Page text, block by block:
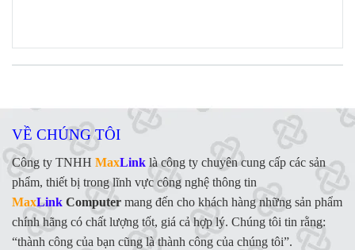
VỀ CHÚNG TÔI
Công ty TNHH MaxLink là công ty chuyên cung cấp các sản
phẩm, thiết bị trong lĩnh vực công nghệ thông tin
MaxLink Computer mang đến cho khách hàng những sản phẩm
chính hãng có chất lượng tốt, giá cả hợp lý. Chúng tôi tin rằng:
“thành công của bạn cũng là thành công của chúng tôi”.